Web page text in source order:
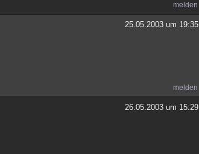
melden
25.05.2003 um 19:35
melden
26.05.2003 um 15:29